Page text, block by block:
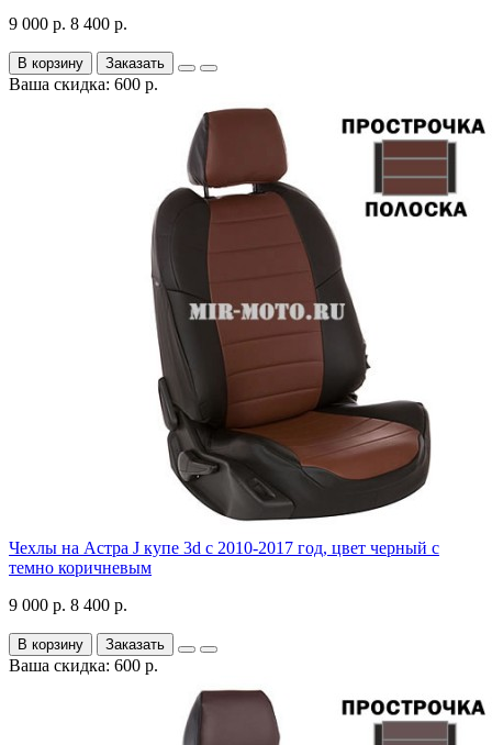
9 000 р. 8 400 р.
В корзину Заказать
Ваша скидка: 600 р.
Чехлы на Астра J купе 3d с 2010-2017 год, цвет черный с
темно коричневым
9 000 р. 8 400 р.
В корзину Заказать
Ваша скидка: 600 р.